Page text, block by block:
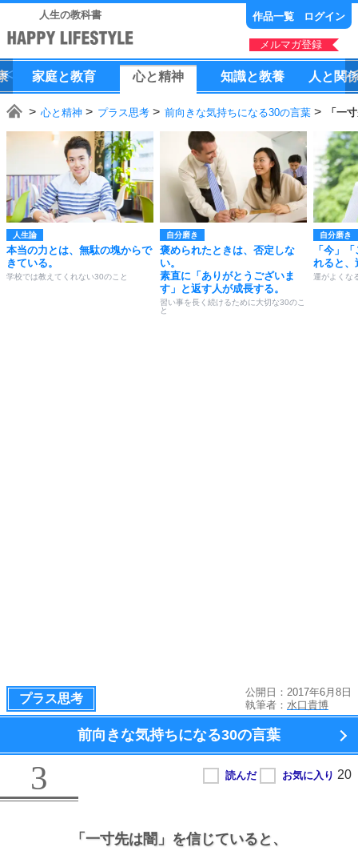
人生の教科書 作品一覧 ログイン
メルマガ登録
家庭と教育 心と精神 知識と教養 人 と 関
心と精神 プラス思考 前向きな気持ちになる30の言葉 「一
人生論
本当の力とは、無駄の塊からで
きている。
学校では教えてくれない30のこと
自分磨き
褒められたときは、否定しな
い。
素直に「ありがとうございま
す」と返す人が成長する。
習い事を長く続けるために大切な30のこ
と
自分磨き
「今」
れると、
運がよくな
プラス思考
公開日：2017年6月8日
執筆者： 水口貴博
前向きな気持ちになる30の言葉
3
「一寸先は闇」を信じていると、